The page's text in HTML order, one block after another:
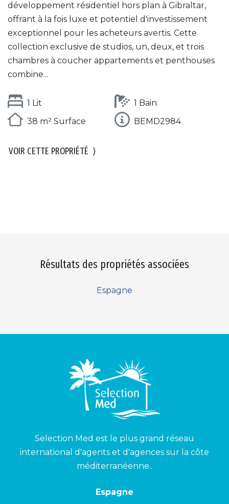
développement résidentiel hors plan à Gibraltar,
offrant à la fois luxe et potentiel d'investissement
exceptionnel pour les acheteurs avertis. Cette
collection exclusive de studios, un, deux, et trois
chambres à coucher appartements et penthouses
combine...
1 Lit
1 Bain
38 m² Surface
BEMD2984
VOIR CETTE PROPRIÉTÉ ⟩
Résultats des propriétés associées
Espagne
Selection Med est le plus grand réseau
international d'agents et d'agences sur la côte
méditerranéenne..
Espagne